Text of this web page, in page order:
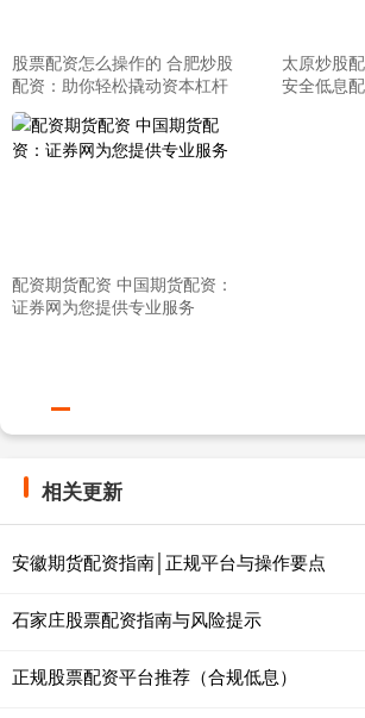
股票配资怎么操作的 合肥炒股
配资：助你轻松撬动资本杠杆
太原炒股
安全低息
配资期货配资 中国期货配资：
证券网为您提供专业服务
相关更新
安徽期货配资指南│正规平台与操作要点
石家庄股票配资指南与风险提示
正规股票配资平台推荐（合规低息）